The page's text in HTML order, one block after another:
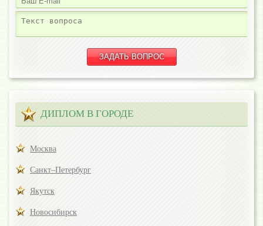
ДИПЛОМ В ГОРОДЕ
Москва
Санкт–Петербург
Якутск
Новосибирск